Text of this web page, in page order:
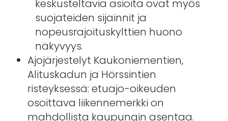
keskusteltavia asioita ovat myös
suojateiden sijainnit ja
nopeusrajoituskylttien huono
näkyvyys.
Ajojärjestelyt Kaukoniementien,
Alituskadun ja Hörssintien
risteyksessä: etuajo-oikeuden
osoittava liikennemerkki on
mahdollista kaupungin asentaa.